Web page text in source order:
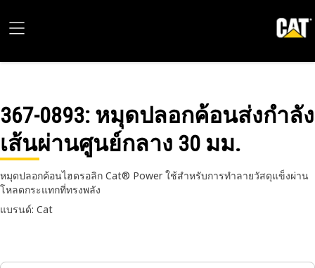
367-0893: หมุดปลอกค้อนส่งกำลัง
เส้นผ่านศูนย์กลาง 30 มม.
หมุดปลอกค้อนไฮดรอลิก Cat® Power ใช้สําหรับการทําลายวัสดุแข็งผ่าน
โหลดกระแทกที่ทรงพลัง
แบรนด์: Cat